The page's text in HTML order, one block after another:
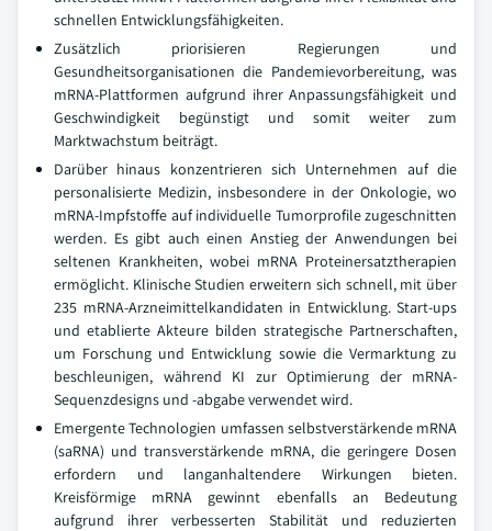
schnellen Entwicklungsfähigkeiten.
Zusätzlich priorisieren Regierungen und
Gesundheitsorganisationen die Pandemievorbereitung, was
mRNA-Plattformen aufgrund ihrer Anpassungsfähigkeit und
Geschwindigkeit begünstigt und somit weiter zum
Marktwachstum beiträgt.
Darüber hinaus konzentrieren sich Unternehmen auf die
personalisierte Medizin, insbesondere in der Onkologie, wo
mRNA-Impfstoffe auf individuelle Tumorprofile zugeschnitten
werden. Es gibt auch einen Anstieg der Anwendungen bei
seltenen Krankheiten, wobei mRNA Proteinersatztherapien
ermöglicht. Klinische Studien erweitern sich schnell, mit über
235 mRNA-Arzneimittelkandidaten in Entwicklung. Start-ups
und etablierte Akteure bilden strategische Partnerschaften,
um Forschung und Entwicklung sowie die Vermarktung zu
beschleunigen, während KI zur Optimierung der mRNA-
Sequenzdesigns und -abgabe verwendet wird.
Emergente Technologien umfassen selbstverstärkende mRNA
(saRNA) und transverstärkende mRNA, die geringere Dosen
erfordern und langanhaltendere Wirkungen bieten.
Kreisförmige mRNA gewinnt ebenfalls an Bedeutung
aufgrund ihrer verbesserten Stabilität und reduzierten